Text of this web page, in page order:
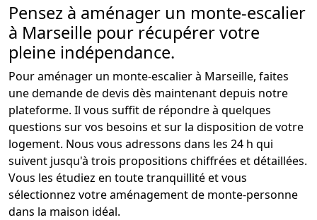
Pensez à aménager un monte-escalier
à Marseille pour récupérer votre
pleine indépendance.
Pour aménager un monte-escalierà Marseille, faites
une demande de devis dès maintenant depuis notre
plateforme. Il vous suffit de répondre à quelques
questions sur vos besoins et sur la disposition de votre
logement. Nous vous adressons dans les 24 h qui
suivent jusqu'à trois propositions chiffrées et détaillées.
Vous les étudiez en toute tranquillité et vous
sélectionnez votreaménagement de monte-personne
dans la maison idéal.